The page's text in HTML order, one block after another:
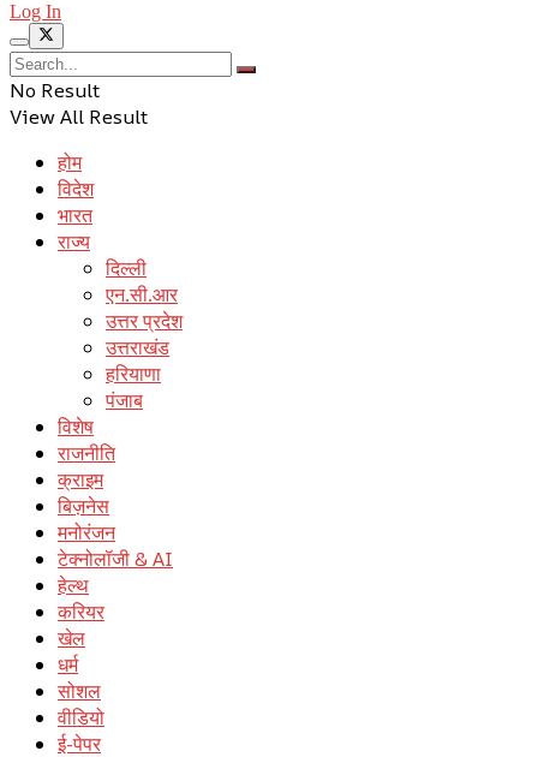
Log In
No Result
View All Result
होम
विदेश
भारत
राज्य
दिल्ली
एन.सी.आर
उत्तर प्रदेश
उत्तराखंड
हरियाणा
पंजाब
विशेष
राजनीति
क्राइम
बिज़नेस
मनोरंजन
टेक्नोलॉजी & AI
हेल्थ
करियर
खेल
धर्म
सोशल
वीडियो
ई-पेपर